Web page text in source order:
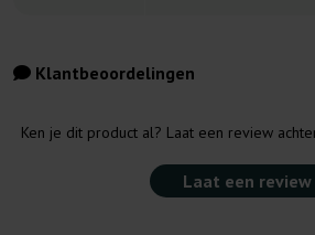
Klantbeoordelingen
Ken je dit product al? Laat een review
Laat een review